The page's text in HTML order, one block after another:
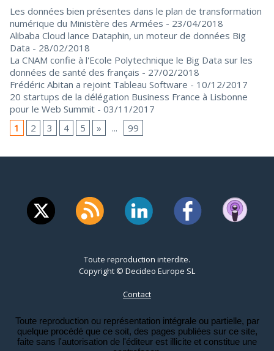
Les données bien présentes dans le plan de transformation
numérique du Ministère des Armées - 23/04/2018
Alibaba Cloud lance Dataphin, un moteur de données Big
Data - 28/02/2018
La CNAM confie à l'Ecole Polytechnique le Big Data sur les
données de santé des français - 27/02/2018
Frédéric Abitan a rejoint Tableau Software - 10/12/2017
20 startups de la délégation Business France à Lisbonne
pour le Web Summit - 03/11/2017
1
2 3 4 5 » ... 99
Toute reproduction interdite.
Copyright © Decideo Europe SL
Contact
Toute reproduction ou représentation intégrale ou partielle, par
quelque procédé que ce soit, des pages publiées sur ce site,
faite sans l'autorisation de l'éditeur est illicite et constitue une